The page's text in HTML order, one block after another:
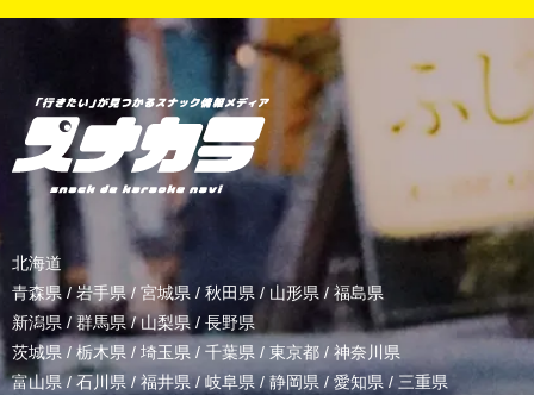
北海道
青森県 / 岩手県/ 宮城県 / 秋田県 / 山形県/ 福島県
新潟県 /群馬県/山梨県 / 長野県
茨城県 / 栃木県 / 埼玉県 / 千葉県 / 東京都 / 神奈川県
富山県 /石川県/福井県/岐阜県 / 静岡県 / 愛知県 / 三重県